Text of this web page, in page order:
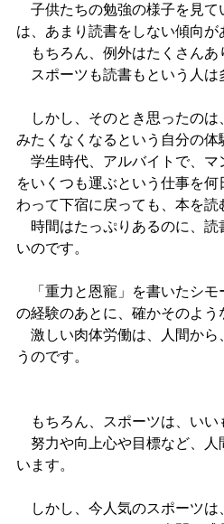
子供たちの勉強の様子を見て
は、あまり読書をしない傾向が
もちろん、例外はたくさんあ
スポーツも読書もという人は
しかし、そのとき思ったのは
みたくなくなるという自分の体
学生時代、アルバイトで、マ
をいくつも運ぶという仕事を
わって下宿に戻っても、本を読
時間はたっぷりあるのに、読
いのです。
「重力と恩寵」を書いたシモ
の経験のあとに、確かそのよう
激しい肉体労働は、人間から
うのです。
もちろん、スポーツは、いい
努力や向上心や目標など、人
います。
しかし、今人気のスポーツは